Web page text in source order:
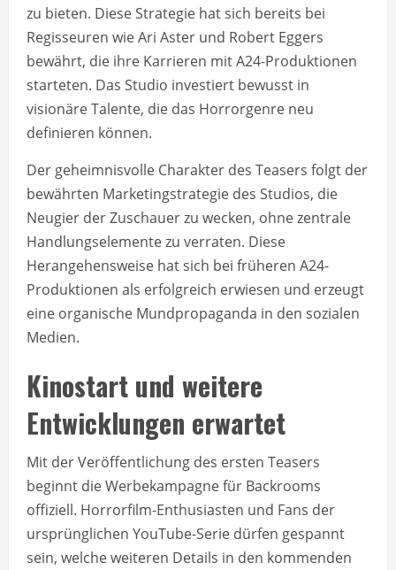
zu bieten. Diese Strategie hat sich bereits bei
Regisseuren wie Ari Aster und Robert Eggers
bewährt, die ihre Karrieren mit A24-Produktionen
starteten. Das Studio investiert bewusst in
visionäre Talente, die das Horrorgenre neu
definieren können.
Der geheimnisvolle Charakter des Teasers folgt der
bewährten Marketingstrategie des Studios, die
Neugier der Zuschauer zu wecken, ohne zentrale
Handlungselemente zu verraten. Diese
Herangehensweise hat sich bei früheren A24-
Produktionen als erfolgreich erwiesen und erzeugt
eine organische Mundpropaganda in den sozialen
Medien.
Kinostart und weitere
Entwicklungen erwartet
Mit der Veröffentlichung des ersten Teasers
beginnt die Werbekampagne für Backrooms
offiziell. Horrorfilm-Enthusiasten und Fans der
ursprünglichen YouTube-Serie dürfen gespannt
sein, welche weiteren Details in den kommenden